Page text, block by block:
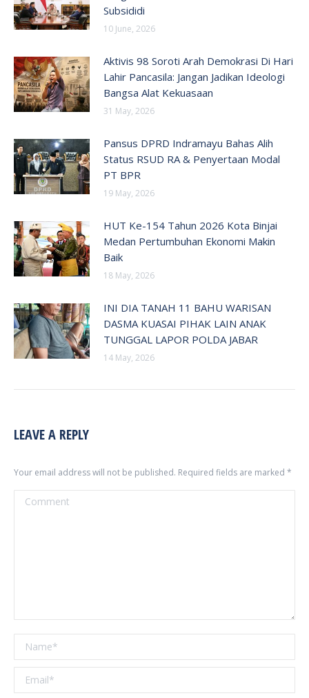
Subsididi
10 June, 2026
Aktivis 98 Soroti Arah Demokrasi Di Hari
Lahir Pancasila: Jangan Jadikan Ideologi
Bangsa Alat Kekuasaan
31 May, 2026
Pansus DPRD Indramayu Bahas Alih
Status RSUD RA & Penyertaan Modal
PT BPR
19 May, 2026
HUT Ke-154 Tahun 2026 Kota Binjai
Medan Pertumbuhan Ekonomi Makin
Baik
18 May, 2026
INI DIA TANAH 11 BAHU WARISAN
DASMA KUASAI PIHAK LAIN ANAK
TUNGGAL LAPOR POLDA JABAR
14 May, 2026
LEAVE A REPLY
Your email address will not be published. Required fields are marked *
Comment
Name *
Email *